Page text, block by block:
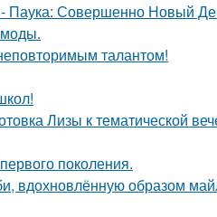
Паука: Совершенно Новый
талантом!
Лизы к тематической
поколения.
вдохновлённую образом